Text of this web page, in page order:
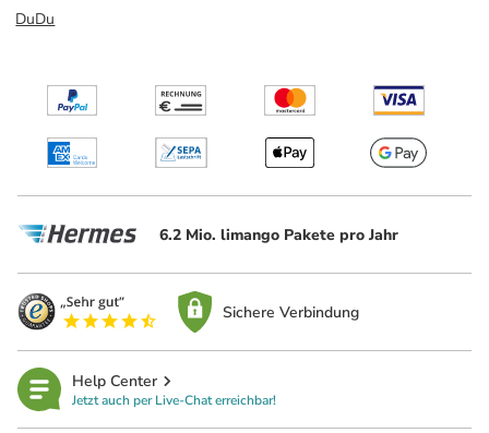
DuDu
6.2 Mio. limango Pakete pro Jahr
Sichere Verbindung
Help Center
Jetzt auch per Live-Chat erreichbar!